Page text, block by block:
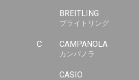
BREITLING
ブライトリング
C CAMPANOLA
カンパノラ
CASIO